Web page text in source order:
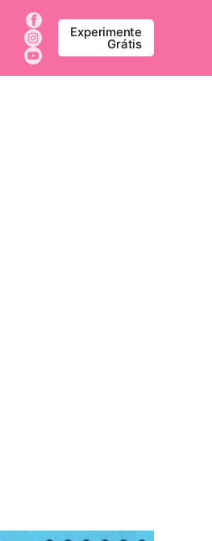
Experimente
Grátis